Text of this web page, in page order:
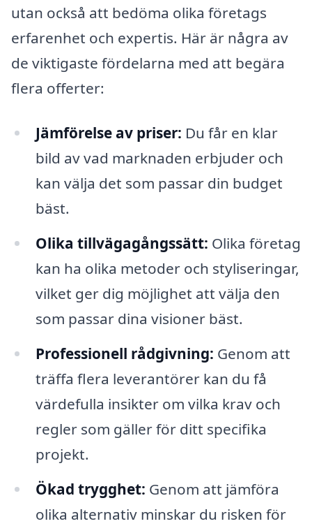
utan också att bedöma olika företags
erfarenhet och expertis. Här är några av
de viktigaste fördelarna med att begära
flera offerter:
Jämförelse av priser: Du får en klar
bild av vad marknaden erbjuder och
kan välja det som passar din budget
bäst.
Olika tillvägagångssätt: Olika företag
kan ha olika metoder och styliseringar,
vilket ger dig möjlighet att välja den
som passar dina visioner bäst.
Professionell rådgivning: Genom att
träffa flera leverantörer kan du få
värdefulla insikter om vilka krav och
regler som gäller för ditt specifika
projekt.
Ökad trygghet: Genom att jämföra
olika alternativ minskar du risken för